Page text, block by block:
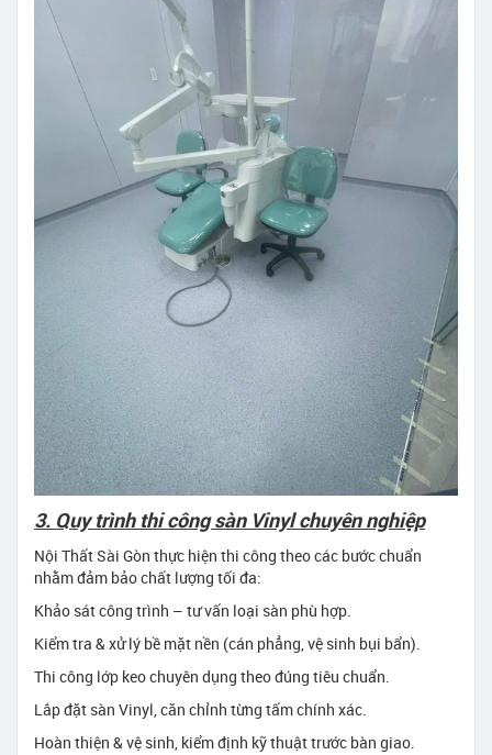
3. Quy trình thi công sàn Vinyl chuyên nghiệp
Nội Thất Sài Gòn thực hiện thi công theo các bước chuẩn
nhằm đảm bảo chất lượng tối đa:
Khảo sát công trình – tư vấn loại sàn phù hợp.
Kiểm tra & xử lý bề mặt nền (cán phẳng, vệ sinh bụi bẩn).
Thi công lớp keo chuyên dụng theo đúng tiêu chuẩn.
Lắp đặt sàn Vinyl, căn chỉnh từng tấm chính xác.
Hoàn thiện & vệ sinh, kiểm định kỹ thuật trước bàn giao.